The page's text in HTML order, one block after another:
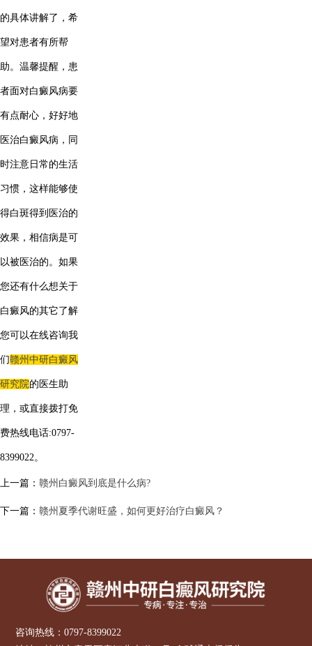
的具体讲解了，希
望对患者有所帮
助。温馨提醒，患
者面对白癜风病要
有点耐心，好好地
医治白癜风病，同
时注意日常的生活
习惯，这样能够使
得白斑得到医治的
效果，相信病是可
以被医治的。如果
您还有什么想关于
白癜风的其它了解
您可以在线咨询我
们赣州中研白癜风
研究院的医生助
理，或直接拨打免
费热线电话:0797-
8399022。
上一篇： 赣州白癜风到底是什么病?
下一篇： 赣州夏季代谢旺盛，如何更好治疗白癜风？
咨询热线：0797-8399022